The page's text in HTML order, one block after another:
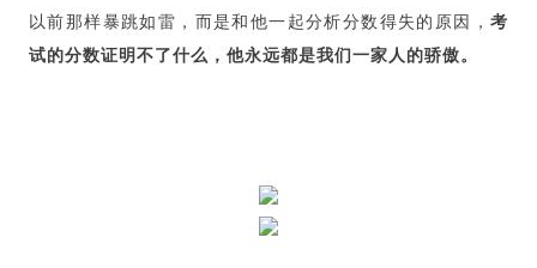
以前那样暴跳如雷，而是和他一起分析分数得失的原因， 考
试的分数证明不了什么，他永远都是我们一家人的骄傲。